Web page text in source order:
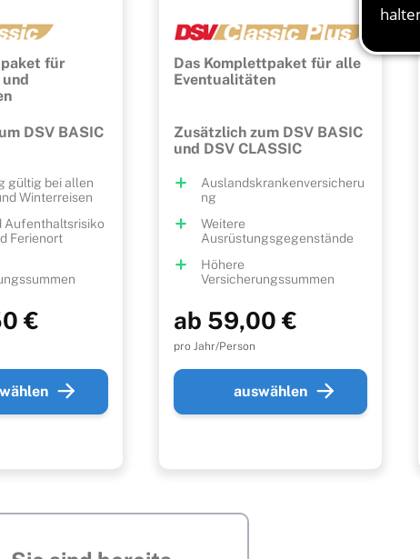
für
DSV BASIC
gültig bei allen
Winterreisen
Aufenthaltsrisiko
Ferienort
€
Das Komplettpaket für alle
Eventualitäten
Zusätzlich zum DSV BASIC
und DSV CLASSIC
Auslandskrankenversicheru
ng
Weitere
Ausrüstungsgegenstände
Höhere
Versicherungssummen
ab 59,00 €
pro Jahr/Person
auswählen